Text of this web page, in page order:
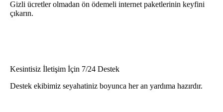
Gizli ücretler olmadan ön ödemeli internet paketlerinin keyfini
çıkarın.
Kesintisiz İletişim İçin 7/24 Destek
Destek ekibimiz seyahatiniz boyunca her an yardıma hazırdır.